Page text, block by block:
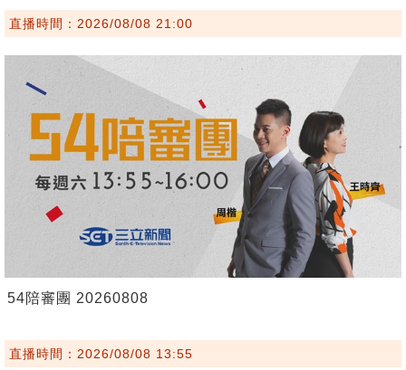
直播時間：2026/08/08 21:00
54陪審團 20260808
直播時間：2026/08/08 13:55